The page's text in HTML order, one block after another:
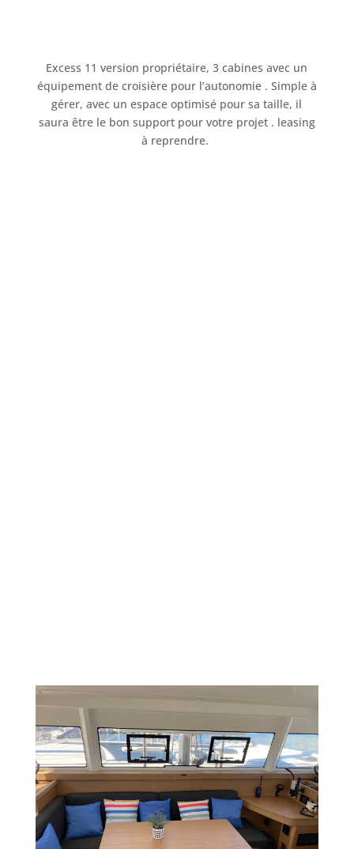
Excess 11 version propriétaire, 3 cabines avec un
équipement de croisière pour l’autonomie . Simple à
gérer, avec un espace optimisé pour sa taille, il
saura être le bon support pour votre projet . leasing
à reprendre.